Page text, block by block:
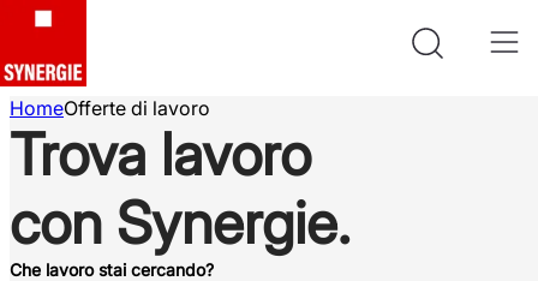
HomeOfferte di lavoro
Trova lavoro
con Synergie.
Che lavoro stai cercando?